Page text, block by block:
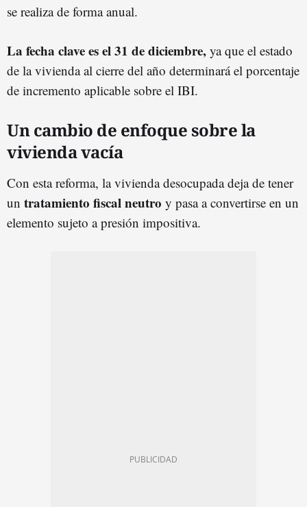
se realiza de forma anual.
La fecha clave es el 31 de diciembre, ya que el estado
de la vivienda al cierre del año determinará el porcentaje
de incremento aplicable sobre el IBI.
Un cambio de enfoque sobre la
vivienda vacía
Con esta reforma, la vivienda desocupada deja de tener
un tratamiento fiscal neutro y pasa a convertirse en un
elemento sujeto a presión impositiva.